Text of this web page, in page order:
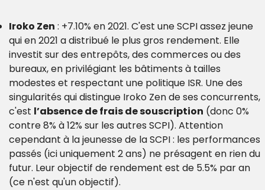
Iroko Zen : +7.10% en 2021. C'est une SCPI assez jeune
qui en 2021 a distribué le plus gros rendement. Elle
investit sur des entrepôts, des commerces ou des
bureaux, en privilégiant les bâtiments à tailles
modestes et respectant une politique ISR. Une des
singularités qui distingue Iroko Zen de ses concurrents,
c'est l’absence de frais de souscription (donc 0%
contre 8% à 12% sur les autres SCPI). Attention
cependant à la jeunesse de la SCPI : les performances
passés (ici uniquement 2 ans) ne présagent en rien du
futur. Leur objectif de rendement est de 5.5% par an
(ce n'est qu'un objectif).